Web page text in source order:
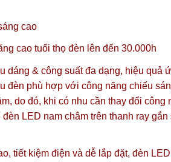
cao
cao tuổi thọ đèn lên đến 30.000h
& công suất đa dạng, hiệu quả
đèn phù hợp với công năng chiếu
do đó, khi có nhu cần thay đổi
LED nam châm trên thanh ray
tiết kiệm điện và dễ lắp đặt, đèn